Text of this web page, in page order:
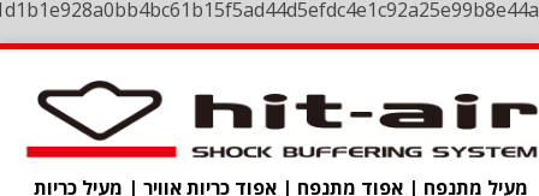
מעיל מתנפח | אפוד מתנפח | אפוד כריות אוויר | מעיל כריות